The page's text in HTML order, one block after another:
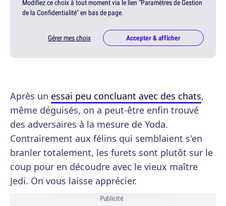
Modifiez ce choix à tout moment via le lien "Paramètres de Gestion
de la Confidentialité" en bas de page.
Gérer mes choix Accepter & afficher
Après un essai peu concluant avec des chats,
même déguisés, on a peut-être enfin trouvé
des adversaires à la mesure de Yoda.
Contrairement aux félins qui semblaient s'en
branler totalement, les furets sont plutôt sur le
coup pour en découdre avec le vieux maître
Jedi. On vous laisse apprécier.
Publicité